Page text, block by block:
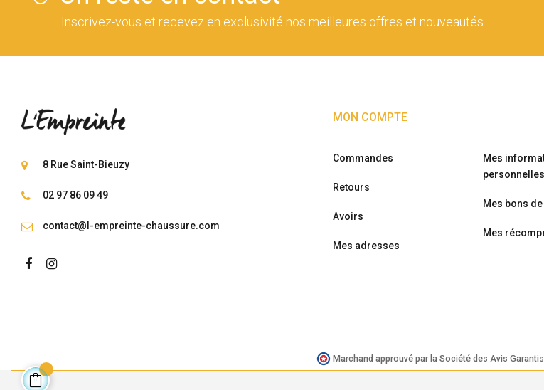
Inscrivez-vous et recevez en exclusivité nos meilleures offres et nouveautés
8 Rue Saint-Bieuzy
02 97 86 09 49
contact@l-empreinte-chaussure.com
MON COMPTE
Commandes
Retours
Avoirs
Mes adresses
Mes
personnelles
Mes bons
Mes
Marchand approuvé par la Société des Avis